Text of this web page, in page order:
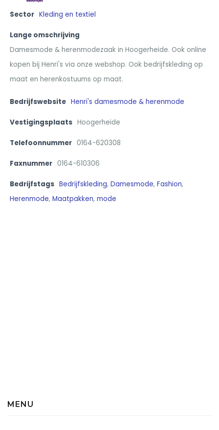
Sector Kleding en textiel
Lange omschrijving
Damesmode & herenmodezaak in Hoogerheide. Ook online
kopen bij Henri's via onze webshop. Ook bedrijfskleding op
maat en herenkostuums op maat.
Bedrijfswebsite Henri's damesmode & herenmode
Vestigingsplaats Hoogerheide
Telefoonnummer 0164-620308
Faxnummer 0164-610306
Bedrijfstags Bedrijfskleding, Damesmode, Fashion,
Herenmode, Maatpakken, mode
MENU